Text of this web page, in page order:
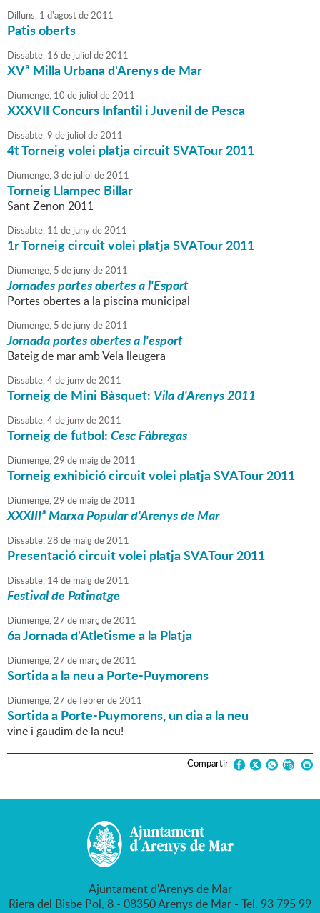
Dilluns, 1 d'agostde2011
Patis oberts
Dissabte, 16 de juliol de2011
XVª Milla Urbana d'Arenys de Mar
Diumenge, 10 de juliol de2011
XXXVII Concurs Infantil i Juvenil de Pesca
Dissabte,9 de juliol de2011
4t Torneig volei platja circuit SVATour 2011
Diumenge,3 de juliol de2011
Torneig Llampec Billar
Sant Zenon 2011
Dissabte, 11 de junyde2011
1r Torneig circuit volei platja SVATour 2011
Diumenge, 5 de junyde2011
Jornades portes obertes a l'Esport
Portes obertes a la piscina municipal
Diumenge, 5 de junyde2011
Jornada portes obertes a l'esport
Bateig de mar amb Vela lleugera
Dissabte,4de junyde2011
Torneig de Mini Bàsquet: Vila d'Arenys 2011
Dissabte,4de junyde2011
Torneig de futbol:Cesc Fàbregas
Diumenge,29 de maigde2011
Torneig exhibició circuit volei platja SVATour 2011
Diumenge,29 de maigde2011
XXXIIIª Marxa Popular d'Arenys de Mar
Dissabte,28 de maigde2011
Presentació circuit volei platja SVATour 2011
Dissabte, 14de maigde2011
Festival de Patinatge
Diumenge,27 de marçde2011
6a Jornada d'Atletisme a la Platja
Diumenge,27 de marçde2011
Sortida a la neu a Porte-Puymorens
Diumenge,27 defebrerde2011
Sortida a Porte-Puymorens, un dia a la neu
vine i gaudim de la neu!
Compartir
Ajuntament d'Arenys de Mar
Riera del Bisbe Pol, 8 - 08350 Arenys de Mar - Tel. 93 795 99